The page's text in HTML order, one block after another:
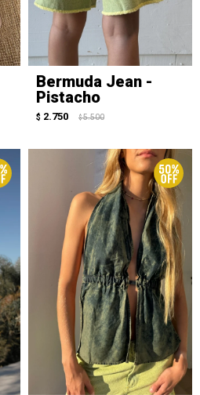
Bermuda Jean -
Pistacho
$ 2.750 $ 5.500